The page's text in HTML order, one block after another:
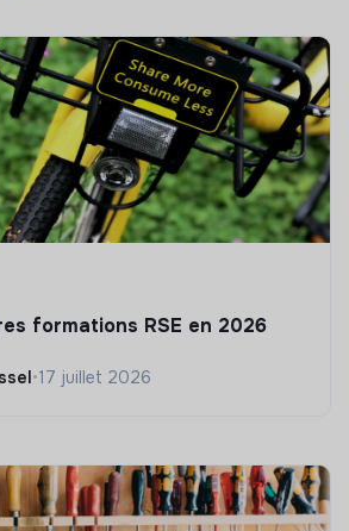
formations RSE en 2026
•17 juillet 2026